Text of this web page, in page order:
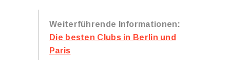
Weiterführende Informationen:
Die besten Clubs in Berlin und
Paris